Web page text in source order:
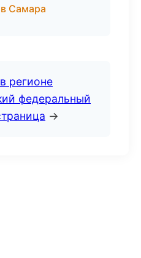
Самара
регионе
федеральный
→